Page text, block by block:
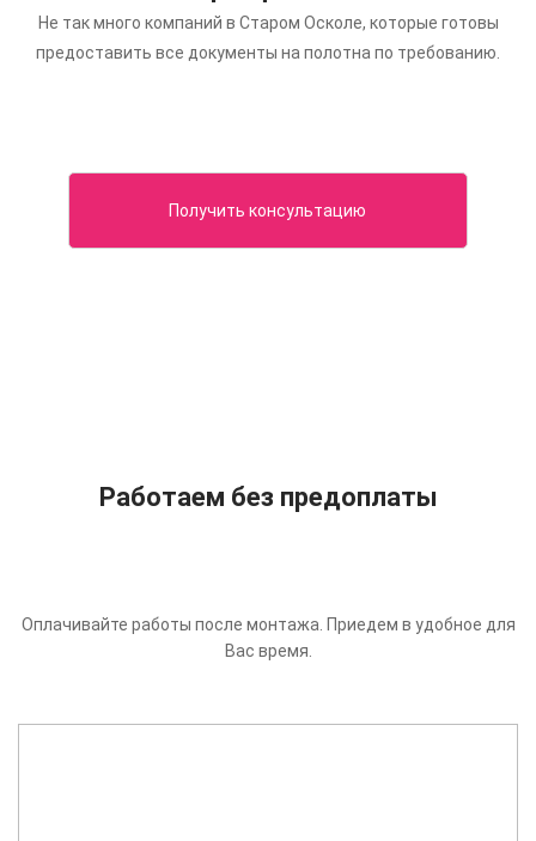
Не так много компаний в Старом Осколе, которые готовы
предоставить все документы на полотна по требованию.
Получить консультацию
Работаем без предоплаты
Оплачивайте работы после монтажа. Приедем в удобное для
Вас время.